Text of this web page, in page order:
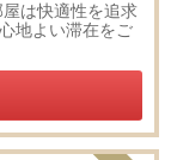
は快適性を追求
地よい滞在をご